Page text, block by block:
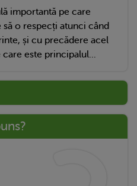
importantă pe care
să o respecți atunci când
și cu precădere acel
este principalul...